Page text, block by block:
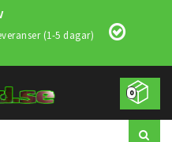
(1-5 dagar)
0